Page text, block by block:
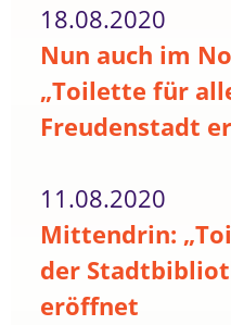
18.08.2020
Nun auch im
„Toilette für
Freudenstadt
11.08.2020
Mittendrin:
der
eröffnet